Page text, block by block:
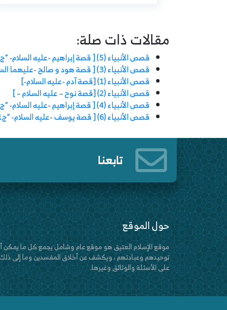
مقالات ذات صلة:
قصص الأنبياء (5) [ قصة إبراهيم -عليه السلام- “ج2” ]
قصص الأنبياء (3) [ قصة هود و صالح -عليهما السلام- ]
قصص الأنبياء (1) [قصة آدم -عليه السلام-]
قصص الأنبياء (2) [قصة نوح – عليه السلام – ]
قصص الأنبياء (4) [ قصة إبراهيم -عليه السلام- “ج1” ]
قصص الأنبياء (6) [ قصة يوسف -عليه السلام- “ج1” ]
تابعنا
حول الموقع
موقع الإسلام العتيق هو موقع عام وشامل يجمع كل ما
توحيدهم وعبادتهم ، ويكشف عن أخلاق المفسدين وما إلى ذلك
على الأسئلة والوثائق وغيرها.